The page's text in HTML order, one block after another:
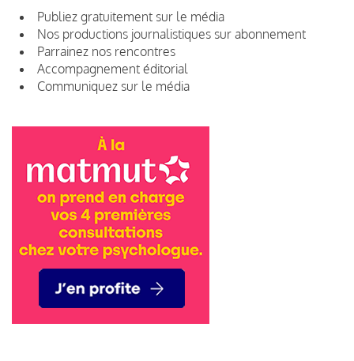
Publiez gratuitement sur le média
Nos productions journalistiques sur abonnement
Parrainez nos rencontres
Accompagnement éditorial
Communiquez sur le média